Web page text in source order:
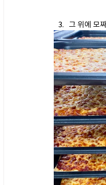
그 위에 모